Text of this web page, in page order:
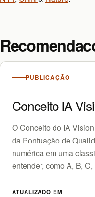
PUBLICAÇÃO
Conceito IA
O Conceito do IA
da Pontuação de
numérica em uma
entender, como A, B,
ATUALIZADO EM